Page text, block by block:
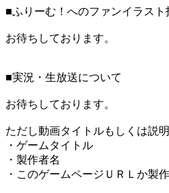
■ふりーむ！へのファンイラスト
お待ちしております。
■実況・生放送について
お待ちしております。
ただし動画タイトルもしくは説
・ゲームタイトル
・製作者名
・このゲームページＵＲＬか製